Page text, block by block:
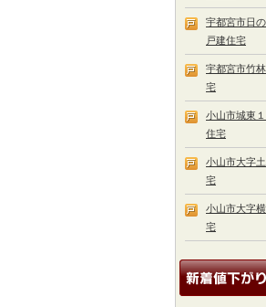
宇都宮市日
戸建住宅
宇都宮市竹
宅
小山市城東
住宅
小山市大字
宅
小山市大字
宅